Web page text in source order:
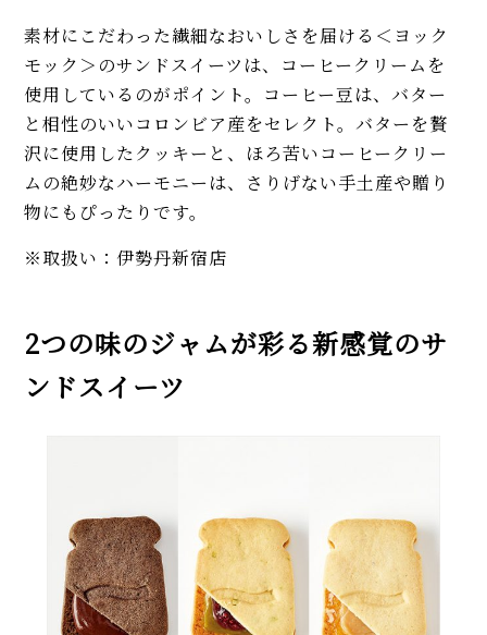
素材にこだわった繊細なおいしさを届ける＜ヨック
モック＞のサンドスイーツは、コーヒークリームを
使用しているのがポイント。コーヒー豆は、バター
と相性のいいコロンビア産をセレクト。バターを贅
沢に使用したクッキーと、ほろ苦いコーヒークリー
ムの絶妙なハーモニーは、さりげない手土産や贈り
物にもぴったりです。
※取扱い：伊勢丹新宿店
2つの味のジャムが彩る新感覚のサ
ンドスイーツ